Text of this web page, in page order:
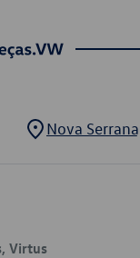
Nova Serrana
Virtus